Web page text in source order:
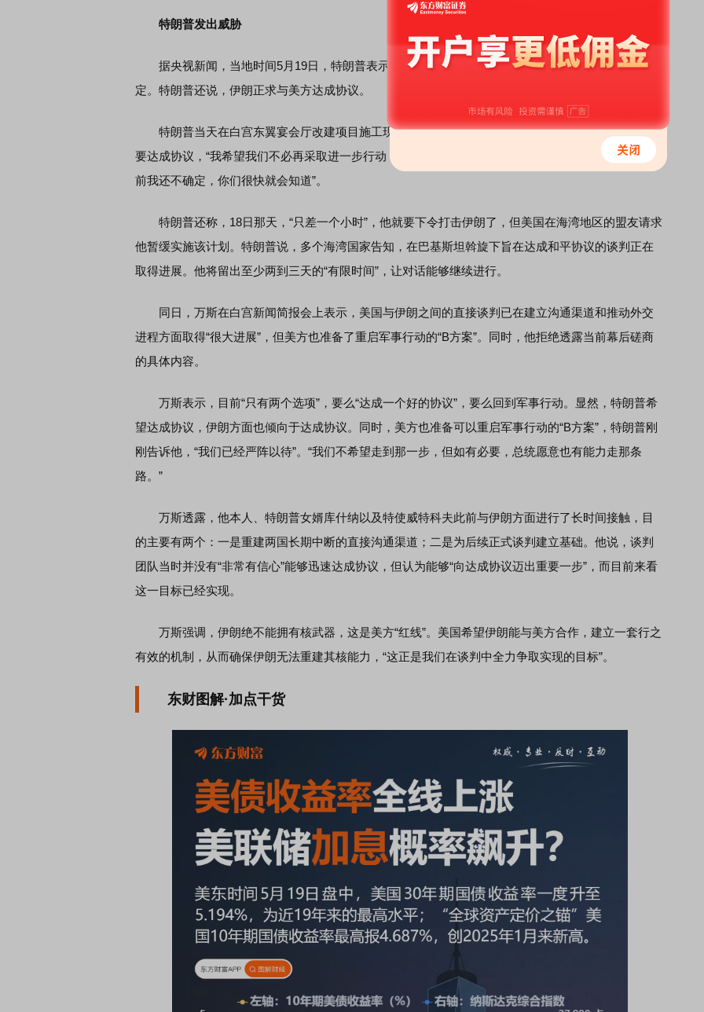
特朗普发出威胁
据央视新闻，当地时间5月19日，特朗普表示，美方可能不得不对伊朗“再予以一击”，目前尚不确
定。特朗普还说，伊朗正求与美方达成协议。
特朗普当天在白宫东翼宴会厅改建项目施工现场对媒体称，美国已迫使伊朗坐上谈判桌，伊方想
要达成协议，“我希望我们不必再采取进一步行动，但我们也可能不得不再给他们一次沉重打击……目
前我还不确定，你们很快就会知道”。
特朗普还称，18日那天，“只差一个小时”，他就要下令打击伊朗了，但美国在海湾地区的盟友请求
他暂缓实施该计划。特朗普说，多个海湾国家告知，在巴基斯坦斡旋下旨在达成和平协议的谈判正在
取得进展。他将留出至少两到三天的“有限时间”，让对话能够继续进行。
同日，万斯在白宫新闻简报会上表示，美国与伊朗之间的直接谈判已在建立沟通渠道和推动外交
进程方面取得“很大进展”，但美方也准备了重启军事行动的“B方案”。同时，他拒绝透露当前幕后磋商
的具体内容。
万斯表示，目前“只有两个选项”，要么“达成一个好的协议”，要么回到军事行动。显然，特朗普希
望达成协议，伊朗方面也倾向于达成协议。同时，美方也准备可以重启军事行动的“B方案”，特朗普刚
刚告诉他，“我们已经严阵以待”。“我们不希望走到那一步，但如有必要，总统愿意也有能力走那条
路。”
万斯透露，他本人、特朗普女婿库什纳以及特使威特科夫此前与伊朗方面进行了长时间接触，目
的主要有两个：一是重建两国长期中断的直接沟通渠道；二是为后续正式谈判建立基础。他说，谈判
团队当时并没有“非常有信心”能够迅速达成协议，但认为能够“向达成协议迈出重要一步”，而目前来看
这一目标已经实现。
万斯强调，伊朗绝不能拥有核武器，这是美方“红线”。美国希望伊朗能与美方合作，建立一套行之
有效的机制，从而确保伊朗无法重建其核能力，“这正是我们在谈判中全力争取实现的目标”。
东财图解·加点干货